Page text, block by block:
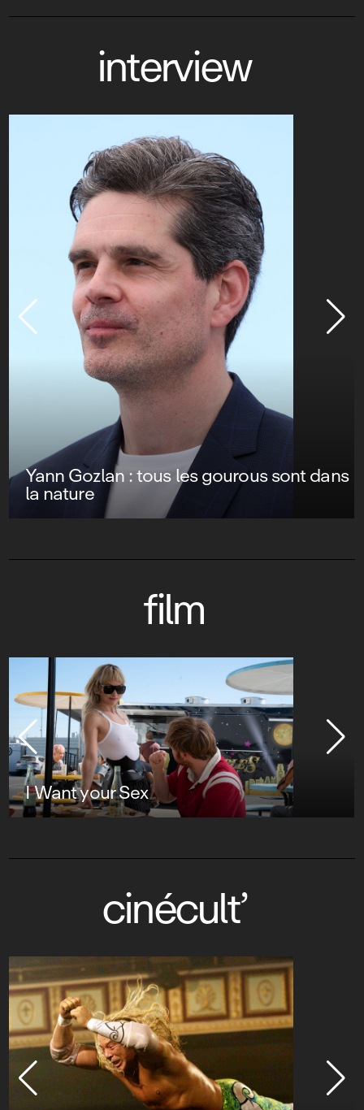
interview
Yann Gozlan : tous les gourous sont dans
la nature
film
I Want your Sex
cinécult’